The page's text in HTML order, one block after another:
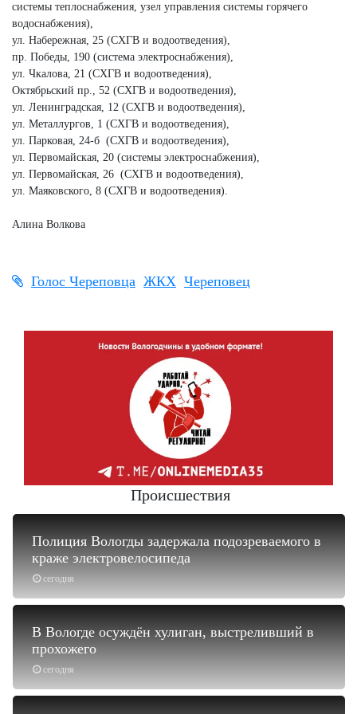
системы теплоснабжения, узел управления системы горячего
водоснабжения),
ул. Набережная, 25 (СХГВ и водоотведения),
пр. Победы, 190 (система электроснабжения),
ул. Чкалова, 21 (СХГВ и водоотведения),
Октябрьский пр., 52 (СХГВ и водоотведения),
ул. Ленинградская, 12 (СХГВ и водоотведения),
ул. Металлургов, 1 (СХГВ и водоотведения),
ул. Парковая, 24-б (СХГВ и водоотведения),
ул. Первомайская, 20 (системы электроснабжения),
ул. Первомайская, 26 (СХГВ и водоотведения),
ул. Маяковского, 8 (СХГВ и водоотведения).
Алина Волкова
Голос Череповца ЖКХ Череповец
Происшествия
сегодня
Полиция Вологды задержала подозреваемого в
краже электровелосипеда
сегодня
В Вологде осуждён хулиган, выстреливший в
прохожего